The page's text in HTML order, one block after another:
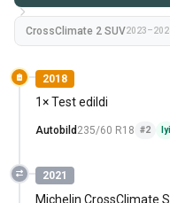
CrossClimate 2 SUV
2018
1× Test edildi
Autobild 235/60 R18 #2 Iyi
2021
Michelin CrossClimate